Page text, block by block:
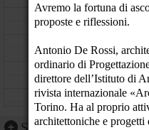
11
13
14
15
Avremo la fortuna di
proposte e riflessioni.
Antonio De Rossi,
ordinario di
direttore dell’Istituto di
rivista internazionale
Torino. Ha al proprio
architettoniche e